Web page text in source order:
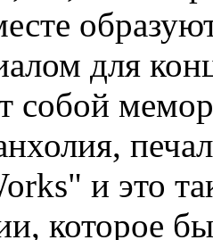
для
собой
и это
которое